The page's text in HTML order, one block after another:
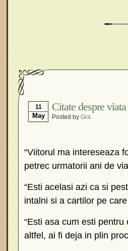
11
May
Citate despre viata
Posted by Gra
“Viitorul ma intereseaza
petrec urmatorii ani de
“Esti acelasi azi ca si
intalni si a cartilor pe
“Esti asa cum esti
altfel, ai fi deja in plin